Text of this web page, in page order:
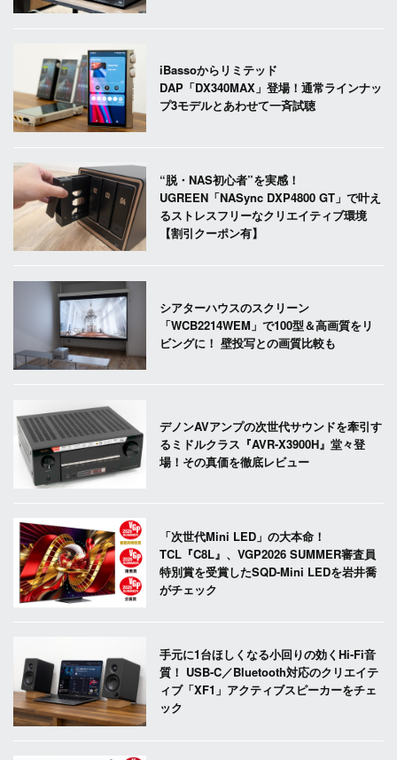
iBassoからリミテッド
DAP「DX340MAX」登場！通常ラインナッ
プ3モデルとあわせて一斉試聴
“脱・NAS初心者”を実感！
UGREEN「NASync DXP4800 GT」で叶え
るストレスフリーなクリエイティブ環境
【割引クーポン有】
シアターハウスのスクリーン
「WCB2214WEM」で100型＆高画質をリ
ビングに！ 壁投写との画質比較も
デノンAVアンプの次世代サウンドを牽引す
るミドルクラス『AVR-X3900H』堂々登
場！その真価を徹底レビュー
「次世代Mini LED」の大本命！
TCL『C8L』、VGP2026 SUMMER審査員
特別賞を受賞したSQD-Mini LEDを岩井喬
がチェック
手元に1台ほしくなる小回りの効くHi-Fi音
質！ USB-C／Bluetooth対応のクリエイテ
ィブ「XF1」アクティブスピーカーをチェ
ック